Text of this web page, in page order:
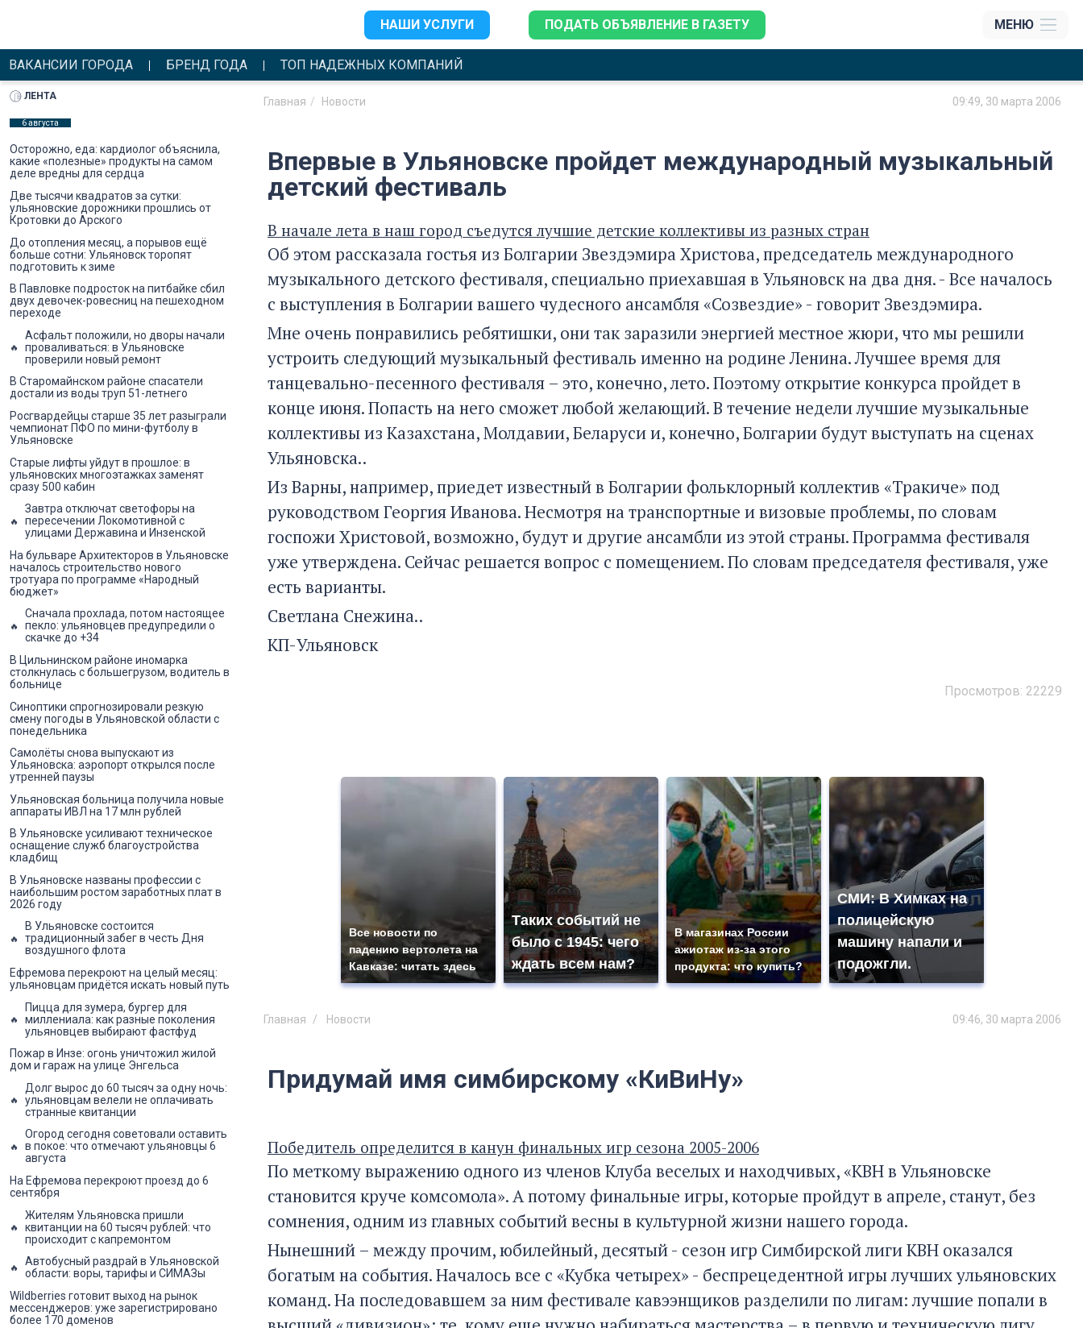
НАШИ УСЛУГИ ПОДАТЬ ОБЪЯВЛЕНИЕ В ГАЗЕТУ МЕНЮ
ВАКАНСИИ ГОРОДА БРЕНД ГОДА ТОП НАДЕЖНЫХ КОМПАНИЙ
Главная Новости 09:49, 30 марта 2006
Впервые в Ульяновске пройдет международный музыкальный
детский фестиваль
В начале лета в наш город съедутся лучшие детские коллективы из разных стран
Об этом рассказала гостья из Болгарии Звездэмира Христова, председатель международного
музыкального детского фестиваля, специально приехавшая в Ульяновск на два дня. - Все началось
с выступления в Болгарии вашего чудесного ансамбля «Созвездие» - говорит Звездэмира.
Мне очень понравились ребятишки, они так заразили энергией местное жюри, что мы решили
устроить следующий музыкальный фестиваль именно на родине Ленина. Лучшее время для
танцевально-песенного фестиваля – это, конечно, лето. Поэтому открытие конкурса пройдет в
конце июня. Попасть на него сможет любой желающий. В течение недели лучшие музыкальные
коллективы из Казахстана, Молдавии, Беларуси и, конечно, Болгарии будут выступать на сценах
Ульяновска..
Из Варны, например, приедет известный в Болгарии фольклорный коллектив «Тракиче» под
руководством Георгия Иванова. Несмотря на транспортные и визовые проблемы, по словам
госпожи Христовой, возможно, будут и другие ансамбли из этой страны. Программа фестиваля
уже утверждена. Сейчас решается вопрос с помещением. По словам председателя фестиваля, уже
есть варианты.
Светлана Снежина..
КП-Ульяновск
Просмотров: 22229
Все новости по
падению вертолета на
Кавказе: читать здесь
Таких событий не
было с 1945: чего
ждать всем нам?
В магазинах России
ажиотаж из-за этого
продукта: что купить?
СМИ: В Химках на
полицейскую
машину напали и
подожгли.
Главная Новости 09:46, 30 марта 2006
Придумай имя симбирскому «КиВиНу»
Победитель определится в канун финальных игр сезона 2005-2006
По меткому выражению одного из членов Клуба веселых и находчивых, «КВН в Ульяновске
становится круче комсомола». А потому финальные игры, которые пройдут в апреле, станут, без
сомнения, одним из главных событий весны в культурной жизни нашего города.
Нынешний – между прочим, юбилейный, десятый - сезон игр Симбирской лиги КВН оказался
богатым на события. Началось все с «Кубка четырех» - беспрецедентной игры лучших ульяновских
команд. На последовавшем за ним фестивале кавээнщиков разделили по лигам: лучшие попали в
ЛЕНТА
6 августа
Осторожно, еда: кардиолог объяснила,
какие «полезные» продукты на самом
деле вредны для сердца
Две тысячи квадратов за сутки:
ульяновские дорожники прошлись от
Кротовки до Арского
До отопления месяц, а порывов ещё
больше сотни: Ульяновск торопят
подготовить к зиме
В Павловке подросток на питбайке сбил
двух девочек-ровесниц на пешеходном
переходе
Асфальт положили, но дворы начали
проваливаться: в Ульяновске
проверили новый ремонт
В Старомайнском районе спасатели
достали из воды труп 51-летнего
Росгвардейцы старше 35 лет разыграли
чемпионат ПФО по мини-футболу в
Ульяновске
Старые лифты уйдут в прошлое: в
ульяновских многоэтажках заменят
сразу 500 кабин
Завтра отключат светофоры на
пересечении Локомотивной с
улицами Державина и Инзенской
На бульваре Архитекторов в Ульяновске
началось строительство нового
тротуара по программе «Народный
бюджет»
Сначала прохлада, потом настоящее
пекло: ульяновцев предупредили о
скачке до +34
В Цильнинском районе иномарка
столкнулась с большегрузом, водитель в
больнице
Синоптики спрогнозировали резкую
смену погоды в Ульяновской области с
понедельника
Самолёты снова выпускают из
Ульяновска: аэропорт открылся после
утренней паузы
Ульяновская больница получила новые
аппараты ИВЛ на 17 млн рублей
В Ульяновске усиливают техническое
оснащение служб благоустройства
кладбищ
В Ульяновске названы профессии с
наибольшим ростом заработных плат в
2026 году
В Ульяновске состоится
традиционный забег в честь Дня
воздушного флота
Ефремова перекроют на целый месяц:
ульяновцам придётся искать новый путь
Пицца для зумера, бургер для
миллениала: как разные поколения
ульяновцев выбирают фастфуд
Пожар в Инзе: огонь уничтожил жилой
дом и гараж на улице Энгельса
Долг вырос до 60 тысяч за одну ночь:
ульяновцам велели не оплачивать
странные квитанции
Огород сегодня советовали оставить
в покое: что отмечают ульяновцы 6
августа
На Ефремова перекроют проезд до 6
сентября
Жителям Ульяновска пришли
квитанции на 60 тысяч рублей: что
происходит с капремонтом
Автобусный раздрай в Ульяновской
области: воры, тарифы и СИМАЗы
Wildberries готовит выход на рынок
мессенджеров: уже зарегистрировано
более 170 доменов